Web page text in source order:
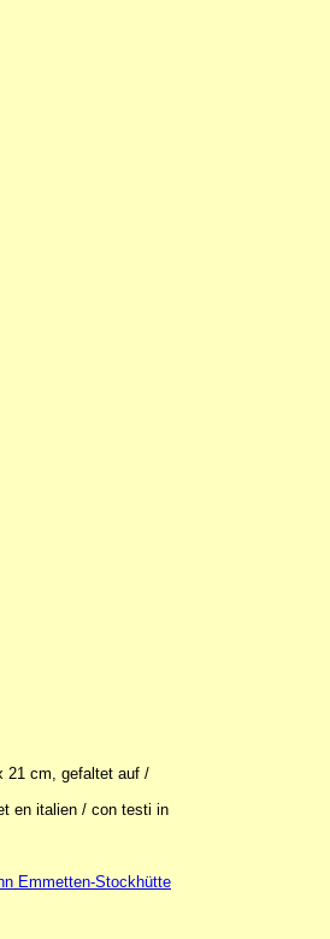
21 cm, gefaltet auf /
en italien / con testi in
Emmetten-Stockhütte